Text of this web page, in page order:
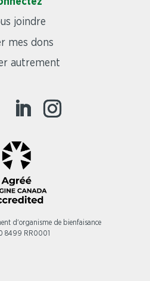
joindre
mes dons
autrement
d'organisme de bienfaisance
8499 RR0001